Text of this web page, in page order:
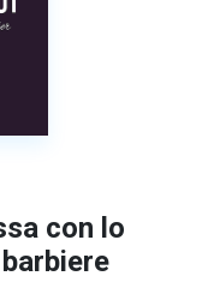
con lo